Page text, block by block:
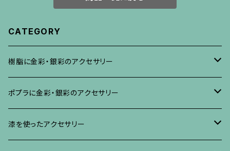
CATEGORY
樹脂に金彩・銀彩のアクセサリー
ブローチ
イヤリング・ピアス
ポプラに金彩・銀彩のアクセサリー
ブローチ
漆を使ったアクセサリー